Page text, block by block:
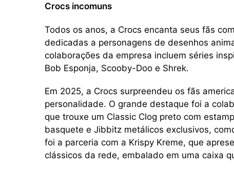
Crocs incomuns
Todos os anos, a Crocs encanta seus fãs
dedicadas a personagens de desenhos
colaborações da empresa incluem séries
Bob Esponja, Scooby-Doo e Shrek.
Em 2025, a Crocs surpreendeu os fãs
personalidade. O grande destaque foi a
que trouxe um Classic Clog preto com
basquete e Jibbitz metálicos exclusivos,
foi a parceria com a Krispy Kreme, que
clássicos da rede, embalado em uma caixa